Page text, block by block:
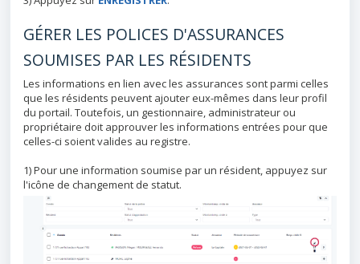
GÉRER LES POLICES D'ASSURANCES
SOUMISES PAR LES RÉSIDENTS
Les informations en lien avec les assurances sont parmi celles
que les résidents peuvent ajouter eux-mêmes dans leur profil
du portail. Toutefois, un gestionnaire, administrateur ou
propriétaire doit approuver les informations entrées pour que
celles-ci soient valides au registre.
1) Pour une information soumise par un résident, appuyez sur
l'icône de changement de statut.